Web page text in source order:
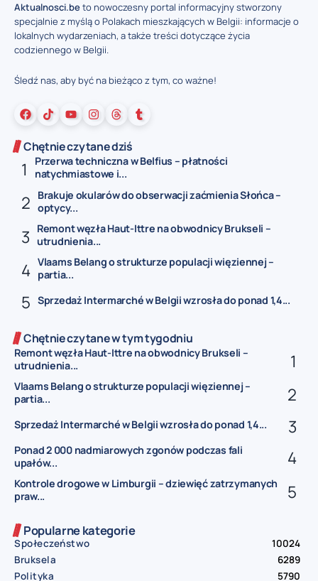
Aktualnosci.beto nowoczesny portal informacyjny stworzony
specjalnie z myślą o Polakach mieszkających w Belgii: informacje o
lokalnych wydarzeniach, a także treści dotyczące życia
codziennego w Belgii.
Śledź nas, aby być na bieżąco z tym, co ważne!
Chętnie czytane dziś
Przerwa techniczna w Belfius – płatności
natychmiastowe i...
Brakuje okularów do obserwacji zaćmienia Słońca –
optycy...
Remont węzła Haut-Ittre na obwodnicy Brukseli –
utrudnienia...
Vlaams Belang o strukturze populacji więziennej –
partia...
Sprzedaż Intermarché w Belgii wzrosła do ponad 1,4...
Chętnie czytane w tym tygodniu
Remont węzła Haut-Ittre na obwodnicy Brukseli –
utrudnienia...
Vlaams Belang o strukturze populacji więziennej –
partia...
Sprzedaż Intermarché w Belgii wzrosła do ponad 1,4...
Ponad 2 000 nadmiarowych zgonów podczas fali
upałów...
Kontrole drogowe w Limburgii – dziewięć zatrzymanych
praw...
Popularne kategorie
Społeczeństwo
10024
Bruksela
6289
Polityka
5790